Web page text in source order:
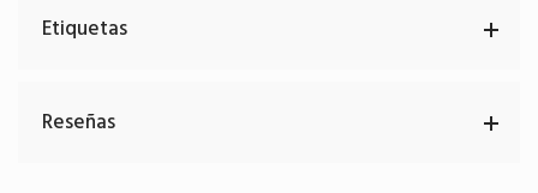
Etiquetas
Reseñas